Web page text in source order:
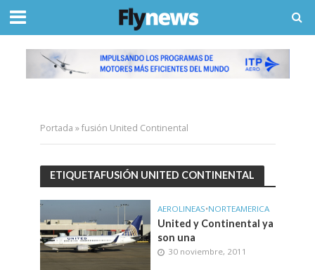
Portada »fusión United Continental
ETIQUETAFUSIÓN UNITED CONTINENTAL
AEROLINEAS•NORTEAMERICA
United y Continental ya
son una
30 noviembre, 2011